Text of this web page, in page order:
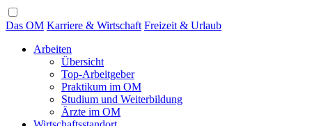
Das OM Karriere & Wirtschaft Freizeit & Urlaub
Arbeiten
Übersicht
Top-Arbeitgeber
Praktikum im OM
Studium und Weiterbildung
Ärzte im OM